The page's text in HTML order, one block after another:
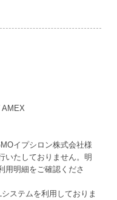
イプシロン株式会社様
いたしておりません。明
用明細をご確認くださ
ステムを利用しておりま